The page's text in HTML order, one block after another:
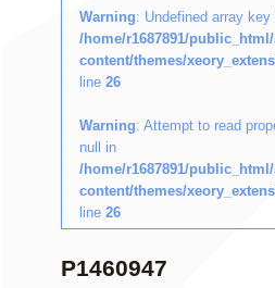
Warning: Undefined array key
/home/r1687891/
content/themes/
line 26
Warning: Attempt to read
null in
/home/r1687891/
content/themes/
line 26
P1460947